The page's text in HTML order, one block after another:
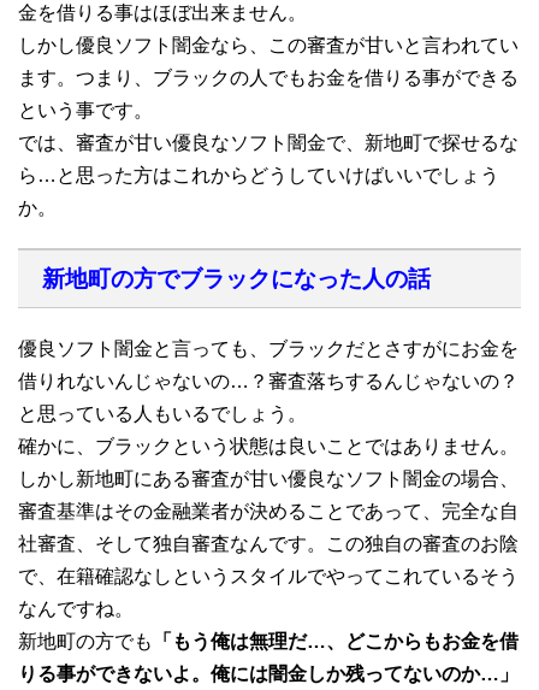
金を借りる事はほぼ出来ません。
しかし優良ソフト闇金なら、この審査が甘いと言われてい
ます。つまり、ブラックの人でもお金を借りる事ができる
という事です。
では、審査が甘い優良なソフト闇金で、新地町で探せるな
ら…と思った方はこれからどうしていけばいいでしょう
か。
新地町の方でブラックになった人の話
優良ソフト闇金と言っても、ブラックだとさすがにお金を
借りれないんじゃないの…？審査落ちするんじゃないの？
と思っている人もいるでしょう。
確かに、ブラックという状態は良いことではありません。
しかし新地町にある審査が甘い優良なソフト闇金の場合、
審査基準はその金融業者が決めることであって、完全な自
社審査、そして独自審査なんです。この独自の審査のお陰
で、在籍確認なしというスタイルでやってこれているそう
なんですね。
新地町の方でも
「もう俺は無理だ…、どこからもお金を借
りる事ができないよ。俺には闇金しか残ってないのか…」